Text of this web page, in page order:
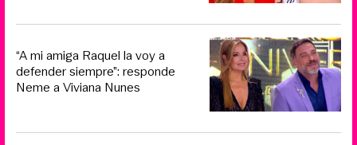
“A mi amiga Raquel la voy a
defender siempre”: responde
Neme a Viviana Nunes